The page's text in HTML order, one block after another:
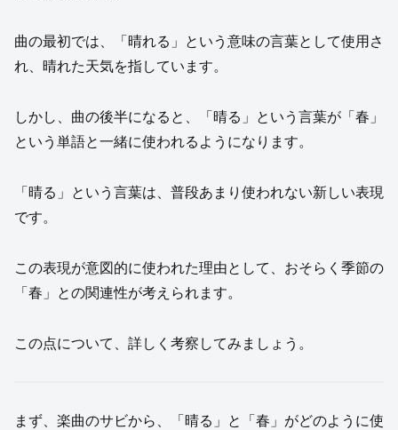
曲の最初では、「晴れる」という意味の言葉として使用さ
れ、晴れた天気を指しています。
しかし、曲の後半になると、「晴る」という言葉が「春」
という単語と一緒に使われるようになります。
「晴る」という言葉は、普段あまり使われない新しい表現
です。
この表現が意図的に使われた理由として、おそらく季節の
「春」との関連性が考えられます。
この点について、詳しく考察してみましょう。
まず、楽曲のサビから、「晴る」と「春」がどのように使